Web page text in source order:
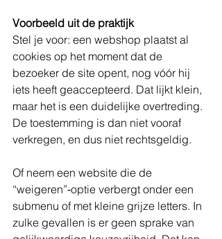
Voorbeeld uit de praktijk
Stel je voor: een webshop plaatst al
cookies op het moment dat de
bezoeker de site opent, nog vóór hij
iets heeft geaccepteerd. Dat lijkt klein,
maar het is een duidelijke overtreding.
De toestemming is dan niet vooraf
verkregen, en dus niet rechtsgeldig.
Of neem een website die de
“weigeren”‑optie verbergt onder een
submenu of met kleine grijze letters. In
zulke gevallen is er geen sprake van